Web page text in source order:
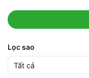
Lọc sao